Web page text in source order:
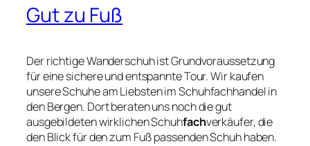
Gut zu Fuß
Der richtige Wanderschuh ist Grundvoraussetzung
für eine sichere und entspannte Tour. Wir kaufen
unsere Schuhe am Liebsten im Schuhfachhandel in
den Bergen. Dort beraten uns noch die gut
ausgebildeten wirklichen Schuhfachverkäufer, die
den Blick für den zum Fuß passenden Schuh haben.